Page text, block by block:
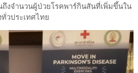
ถึงจำนวนผู้ป่วยโรคพาร์กินสันที่เพิ่มขึ้นใน
วประเทศไทย